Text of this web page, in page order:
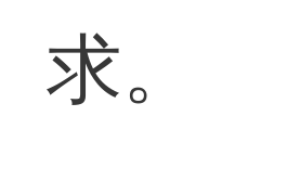
求。